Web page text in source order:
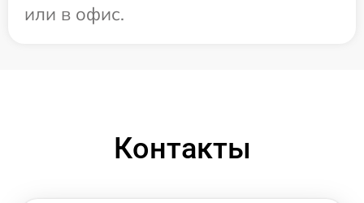
или в офис.
Контакты